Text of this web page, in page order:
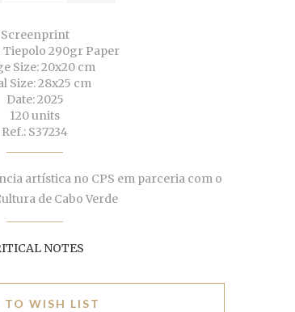
Screenprint
Tiepolo 290gr Paper
Size: 20x20 cm
Size: 28x25 cm
Date: 2025
120 units
Ref.: S37234
artística no CPS em parceria com o
de Cabo Verde
NOTES
TO WISH LIST